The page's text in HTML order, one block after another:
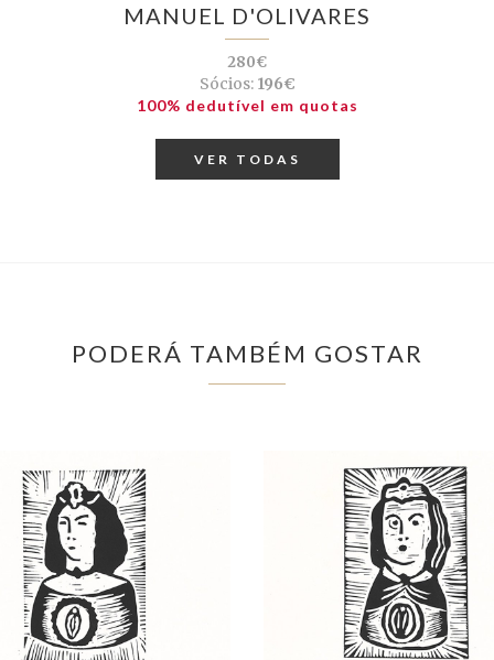
MANUEL D'OLIVARES
280€
Sócios:196€
100% dedutível em quotas
VER TODAS
PODERÁ TAMBÉM GOSTAR